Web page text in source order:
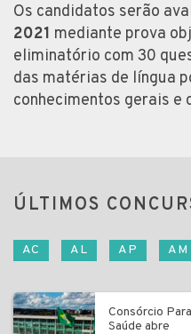
Os candidatos serão
2021 mediante prova
eliminatório com 30
das matérias de língua
conhecimentos gerais e
ÚLTIMOS
AC AL AP AM
Consórcio
Saúde abre